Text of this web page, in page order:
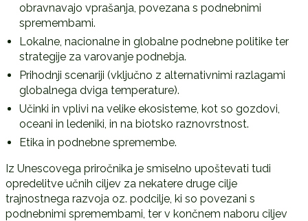
obravnavajo vprašanja, povezana s podnebnimi
spremembami.
Lokalne, nacionalne in globalne podnebne politike ter
strategije za varovanje podnebja.
Prihodnji scenariji (vključno z alternativnimi razlagami
globalnega dviga temperature).
Učinki in vplivi na velike ekosisteme, kot so gozdovi,
oceani in ledeniki, in na biotsko raznovrstnost.
Etika in podnebne spremembe.
Iz Unescovega priročnika je smiselno upoštevati tudi
opredelitve učnih ciljev za nekatere druge cilje
trajnostnega razvoja oz. podcilje, ki so povezani s
podnebnimi spremembami, ter v končnem naboru ciljev